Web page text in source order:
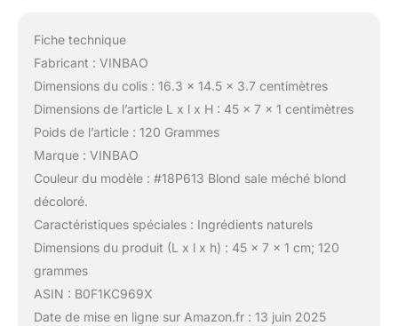
Fiche technique
Fabricant : VINBAO
Dimensions du colis : 16.3 x 14.5 x 3.7 centimètres
Dimensions de l’article L x l x H : 45 x 7 x 1 centimètres
Poids de l’article : 120 Grammes
Marque : VINBAO
Couleur du modèle : #18P613 Blond sale méché blond
décoloré.
Caractéristiques spéciales : Ingrédients naturels
Dimensions du produit (L x l x h) : 45 x 7 x 1 cm; 120
grammes
ASIN : B0F1KC969X
Date de mise en ligne sur Amazon.fr : 13 juin 2025